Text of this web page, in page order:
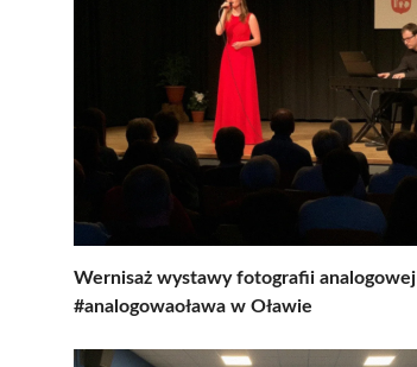
Wernisaż wystawy fotografii analogowej
#analogowaoława w Oławie